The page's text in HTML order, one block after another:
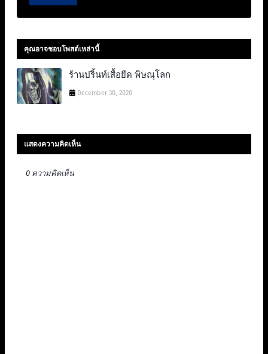
คุณอาจชอบโพสต์เหล่านี้
ร้านปริ้นท์เสื้อยืด พิษณุโลก
December 30, 2020
แสดงความคิดเห็น
0 ความคิดเห็น